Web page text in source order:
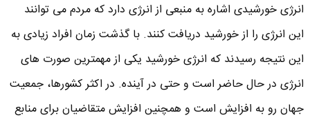
انرژی خورشیدی اشاره به منبعی از انرژی دارد که مردم می توانند
این انرژی را از خورشید دریافت کنند. با گذشت زمان افراد زیادی به
این نتیجه رسیدند که انرژی خورشید یکی از مهمترین صورت های
انرژی در حال حاضر است و حتی در آینده. در اکثر کشورها، جمعیت
جهان رو به افزایش است و همچنین افزایش متقاضیان برای منابع